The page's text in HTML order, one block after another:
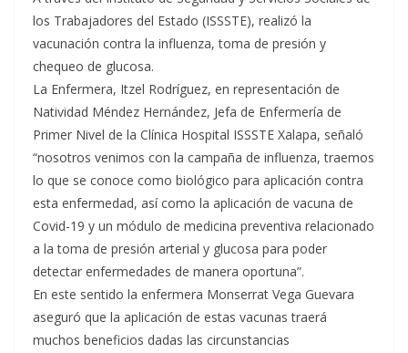
los Trabajadores del Estado (ISSSTE), realizó la
vacunación contra la influenza, toma de presión y
chequeo de glucosa.
La Enfermera, Itzel Rodríguez, en representación de
Natividad Méndez Hernández, Jefa de Enfermería de
Primer Nivel de la Clínica Hospital ISSSTE Xalapa, señaló
“nosotros venimos con la campaña de influenza, traemos
lo que se conoce como biológico para aplicación contra
esta enfermedad, así como la aplicación de vacuna de
Covid-19 y un módulo de medicina preventiva relacionado
a la toma de presión arterial y glucosa para poder
detectar enfermedades de manera oportuna”.
En este sentido la enfermera Monserrat Vega Guevara
aseguró que la aplicación de estas vacunas traerá
muchos beneficios dadas las circunstancias